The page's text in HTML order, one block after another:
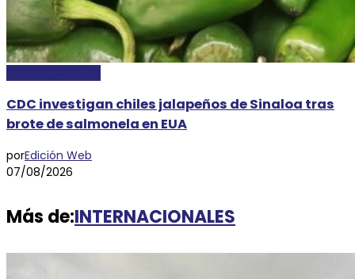
CDC investigan chiles jalapeños de Sinaloa tras
brote de salmonela en EUA
porEdición Web
07/08/2026
Más de:INTERNACIONALES